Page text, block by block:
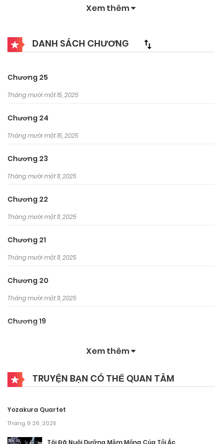
Xem thêm
DANH SÁCH CHƯƠNG
Chương 25
Tháng mười một 15, 2025
Chương 24
Tháng mười một 15, 2025
Chương 23
Tháng mười một 11, 2025
Chương 22
Tháng mười một 11, 2025
Chương 21
Tháng mười một 11, 2025
Chương 20
Tháng mười một 11, 2025
Chương 19
Tháng mười một 11, 2025
Tháng mười một 11, 2025
Xem thêm
TRUYỆN BẠN CÓ THỂ QUAN TÂM
Yozakura Quartet
Tháng 9 26, 2025
Tôi Đã Nuôi Dưỡng Mầm Mống Của Tội Ác